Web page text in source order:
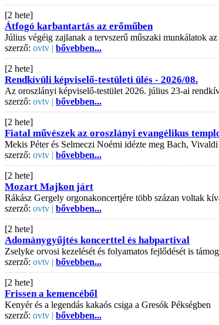
[2 hete]
Átfogó karbantartás az erőműben
Július végéig zajlanak a tervszerű műszaki munkálatok
szerző: ovtv | bővebben...
[2 hete]
Rendkívüli képviselő-testületi ülés - 2026/08.
Az oroszlányi képviselő-testület 2026. július 23-ai
szerző: ovtv | bővebben...
[2 hete]
Fiatal művészek az oroszlányi evangélikus
Mekis Péter és Selmeczi Noémi idézte meg Bach,
szerző: ovtv | bővebben...
[2 hete]
Mozart Majkon járt
Rákász Gergely orgonakoncertjére több százan voltak
szerző: ovtv | bővebben...
[2 hete]
Adománygyűjtés koncerttel és habpartival
Zselyke orvosi kezelését és folyamatos fejlődését is
szerző: ovtv | bővebben...
[2 hete]
Frissen a kemencéből
Kenyér és a legendás kakaós csiga a Gresók Pékségben
szerző: ovtv | bővebben...